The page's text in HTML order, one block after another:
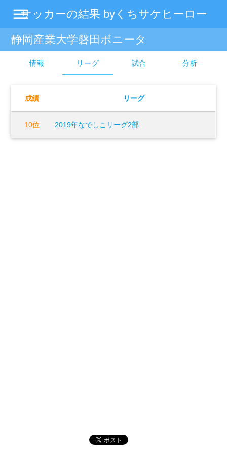
サッカーの結果 byくちサケヒーロー
menu
静岡産業大学磐田ボニータ
情報 リーグ 試合 分析
成績 リーグ
10位 2019年なでしこリーグ2部